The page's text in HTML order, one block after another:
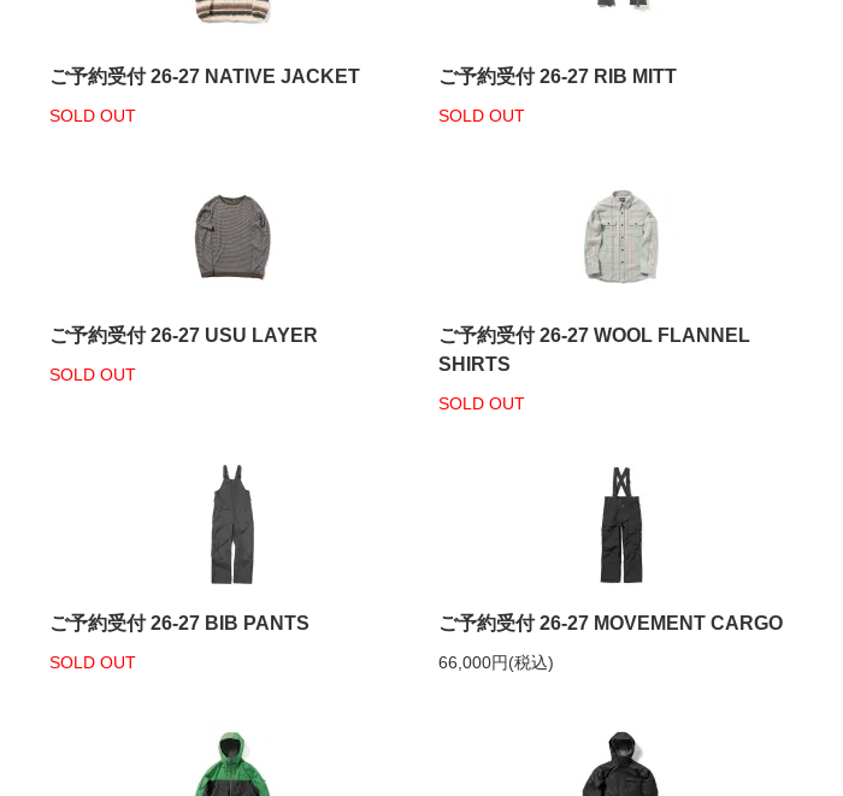
ご予約受付 26-27 NATIVE JACKET
SOLD OUT
ご予約受付 26-27 RIB MITT
SOLD OUT
ご予約受付 26-27 USU LAYER
SOLD OUT
ご予約受付 26-27 WOOL FLANNEL
SHIRTS
SOLD OUT
ご予約受付 26-27 BIB PANTS
SOLD OUT
ご予約受付 26-27 MOVEMENT CARGO
66,000円(税込)